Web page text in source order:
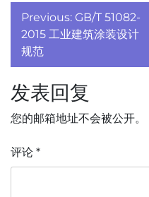
文
章
导
航
Previous: GB/T 51082-
2015 工业建筑涂装设计
规范
发表回复
您的邮箱地址不会被公开。
评论 *